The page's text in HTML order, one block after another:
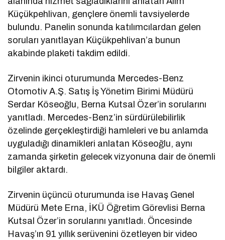
Küçükpehlivan, gençlere önemli tavsiyelerde
bulundu. Panelin sonunda katılımcılardan gelen
soruları yanıtlayan Küçükpehlivan’a bunun
akabinde plaketi takdim edildi.
Zirvenin ikinci oturumunda Mercedes-Benz
Otomotiv A.Ş. Satış İş Yönetim Birimi Müdürü
Serdar Köseoğlu, Berna Kutsal Özer’in sorularını
yanıtladı. Mercedes-Benz’in sürdürülebilirlik
özelinde gerçekleştirdiği hamleleri ve bu anlamda
uyguladığı dinamikleri anlatan Köseoğlu, aynı
zamanda şirketin gelecek vizyonuna dair de önemli
bilgiler aktardı.
Zirvenin üçüncü oturumunda ise Havaş Genel
Müdürü Mete Erna, İKÜ Öğretim Görevlisi Berna
Kutsal Özer’in sorularını yanıtladı. Öncesinde
Havaş’ın 91 yıllık serüvenini özetleyen bir video